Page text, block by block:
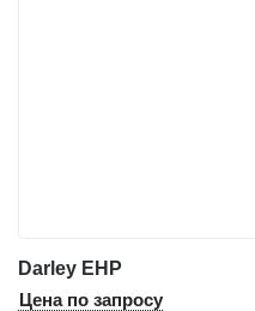
Darley EHP
Цена по запросу